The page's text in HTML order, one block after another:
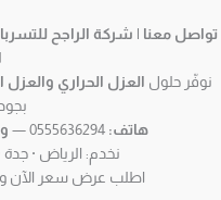
تواصل معنا | شركة الراجح
نوفّر حلول العزل الحراري والعزل
هاتف:
نخدم: الرياض · جدة
اطلب عرض سعر الآن